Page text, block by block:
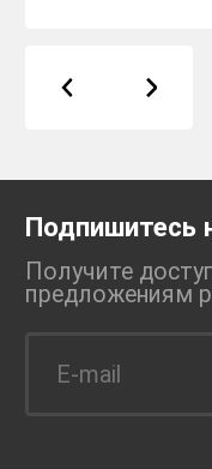
Подпишитесь
Получите
предложениям